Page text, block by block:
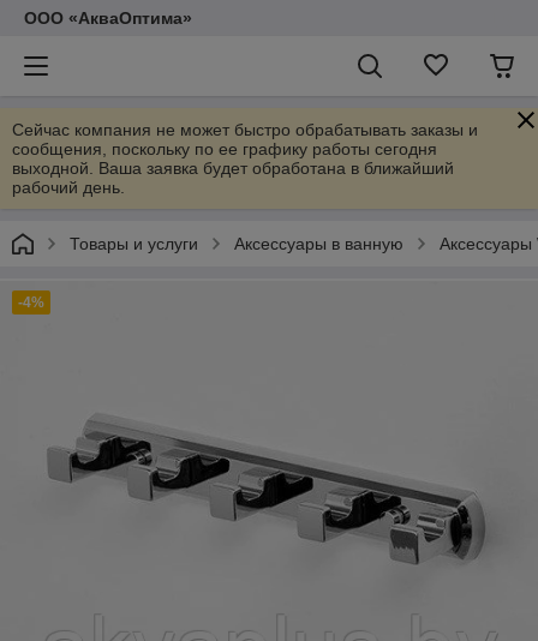
ООО «АкваОптима»
Сейчас компания не может быстро обрабатывать заказы и
сообщения, поскольку по ее графику работы сегодня
выходной. Ваша заявка будет обработана в ближайший
рабочий день.
Товары и услуги Аксессуары в ванную
-4%